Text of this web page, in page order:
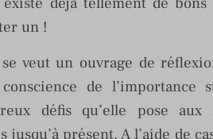
un !
veut un ouvrage de
de l’importance
défis qu’elle pose aux
présent. A l’aide de